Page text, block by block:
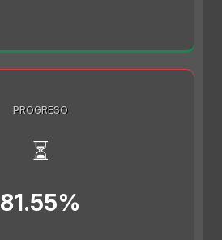
PROGRESO
⏳
81.55%